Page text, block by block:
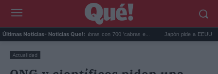
Últimas Noticias- Noticias Que!:
eliminó 140.000 cabras con 700 'cabras e... Japón pide a EEUU que
Actualidad